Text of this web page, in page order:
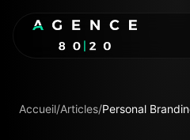
Accueil/Articles/